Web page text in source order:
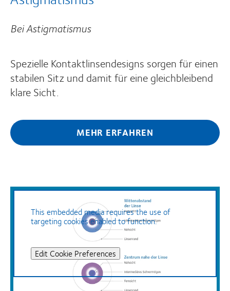
Bei Astigmatismus
Spezielle Kontaktlinsendesigns sorgen für einen
stabilen Sitz und damit für eine gleichbleibend
klare Sicht.
MEHR ERFAHREN
This embedded media requires the use of
targeting cookies enabled to function.
Edit Cookie Preferences